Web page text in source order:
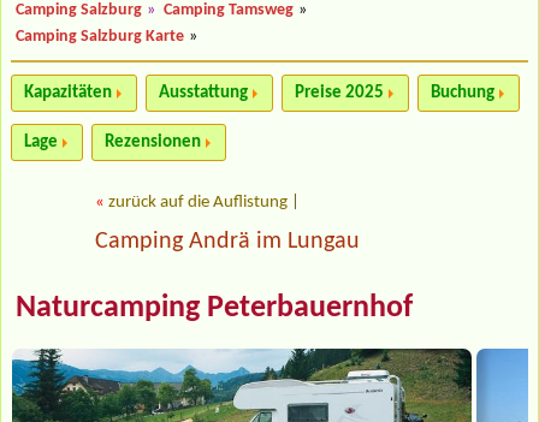
Camping Salzburg » Camping Tamsweg »
Camping Salzburg Karte »
Kapazitäten Ausstattung Preise 2025 Buchung
Lage Rezensionen
« zurück auf die Auflistung
Camping Andrä im Lungau
Naturcamping Peterbauernhof